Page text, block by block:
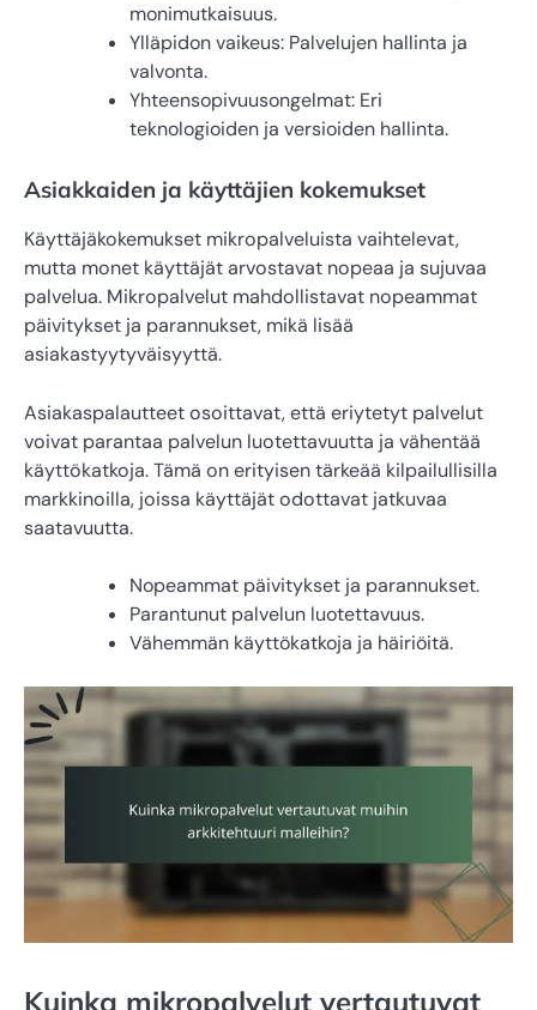
monimutkaisuus.
Ylläpidon vaikeus: Palvelujen hallinta ja
valvonta.
Yhteensopivuusongelmat: Eri
teknologioiden ja versioiden hallinta.
Asiakkaiden ja käyttäjien kokemukset
Käyttäjäkokemukset mikropalveluista vaihtelevat,
mutta monet käyttäjät arvostavat nopeaa ja sujuvaa
palvelua. Mikropalvelut mahdollistavat nopeammat
päivitykset ja parannukset, mikä lisää
asiakastyytyväisyyttä.
Asiakaspalautteet osoittavat, että eriytetyt palvelut
voivat parantaa palvelun luotettavuutta ja vähentää
käyttökatkoja. Tämä on erityisen tärkeää kilpailullisilla
markkinoilla, joissa käyttäjät odottavat jatkuvaa
saatavuutta.
Nopeammat päivitykset ja parannukset.
Parantunut palvelun luotettavuus.
Vähemmän käyttökatkoja ja häiriöitä.
Kuinka mikropalvelut vertautuvat